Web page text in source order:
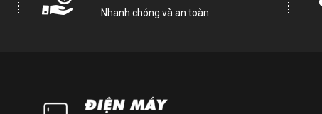
áo. Người dùng không cần tốn thời gian là ủi sau khi sấy.
Nhanh chóng và an toàn